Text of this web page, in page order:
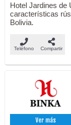
Hotel Jardines de
características
Bolivia.
Teléfono Compartir
Ver más